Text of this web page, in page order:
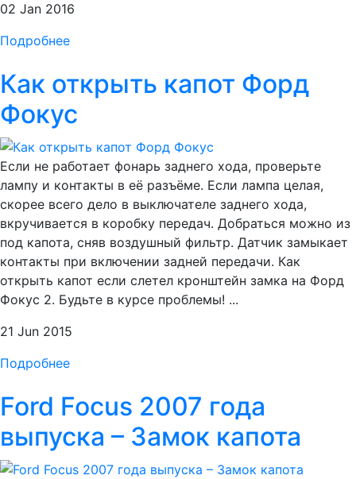
02 Jan 2016
Подробнее
Как открыть капот Форд
Фокус
Если не работает фонарь заднего хода, проверьте
лампу и контакты в её разъёме. Если лампа целая,
скорее всего дело в выключателе заднего хода,
вкручивается в коробку передач. Добраться можно из
под капота, сняв воздушный фильтр. Датчик замыкает
контакты при включении задней передачи. Как
открыть капот если слетел кронштейн замка на Форд
Фокус 2. Будьте в курсе проблемы! ...
21 Jun 2015
Подробнее
Ford Focus 2007 года
выпуска – Замок капота